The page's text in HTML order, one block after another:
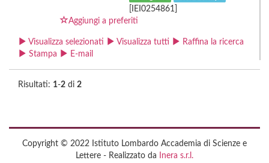
[IEI0254861]
Aggiungi a preferiti
Visualizza selezionati Visualizza tutti
Raffina la ricerca
Stampa
E-mail
Risultati: 1-2 di 2
Copyright © 2022 Istituto Lombardo Accademia di Scienze e
Lettere - Realizzato da
Inera s.r.l.